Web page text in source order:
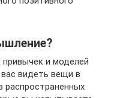
и моделей
видеть вещи в
распространенных